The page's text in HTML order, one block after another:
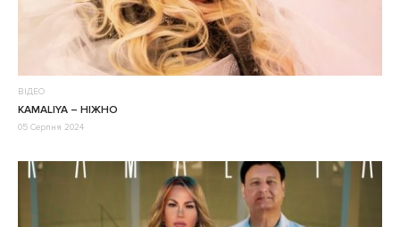
ВІДЕО
KAMALIYA – НІЖНО
05 Серпня 2024